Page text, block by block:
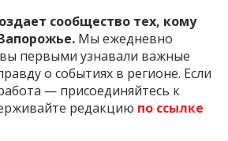
сообщество тех, кому
Мы ежедневно
первыми узнавали важные
о событиях в регионе. Если
— присоединяйтесь к
редакцию по ссылке